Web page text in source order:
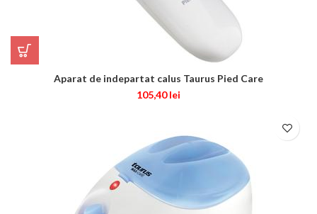
Aparat de indepartat calus Taurus Pied Care
105,40lei